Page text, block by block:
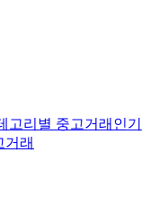
고리별 중고거래 인기
거래